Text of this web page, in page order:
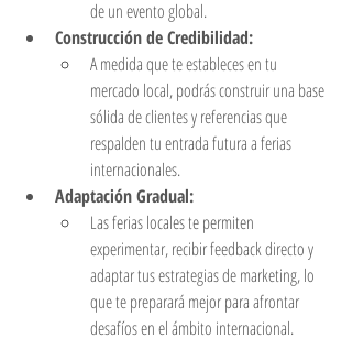
de un evento global.
Construcción de Credibilidad:
A medida que te estableces en tu
mercado local, podrás construir una base
sólida de clientes y referencias que
respalden tu entrada futura a ferias
internacionales.
Adaptación Gradual:
Las ferias locales te permiten
experimentar, recibir feedback directo y
adaptar tus estrategias de marketing, lo
que te preparará mejor para afrontar
desafíos en el ámbito internacional.